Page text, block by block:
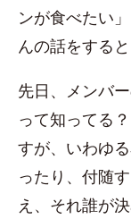
ンが食べたい
んの話をする
先日、メンバ
って知ってる
すが、いわゆ
ったり、付随
え、それ誰が